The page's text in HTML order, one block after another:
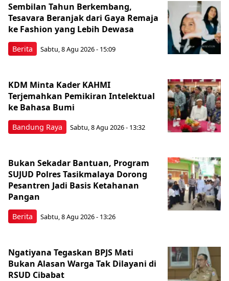
Berita
Sembilan Tahun Berkembang,
Tesavara Beranjak dari Gaya Remaja
ke Fashion yang Lebih Dewasa
Sabtu, 8 Agu 2026 - 15:09
Bandung Raya
KDM Minta Kader KAHMI
Terjemahkan Pemikiran Intelektual
ke Bahasa Bumi
Sabtu, 8 Agu 2026 - 13:32
Berita
Bukan Sekadar Bantuan, Program
SUJUD Polres Tasikmalaya Dorong
Pesantren Jadi Basis Ketahanan
Pangan
Sabtu, 8 Agu 2026 - 13:26
Ngatiyana Tegaskan BPJS Mati
Bukan Alasan Warga Tak Dilayani di
RSUD Cibabat